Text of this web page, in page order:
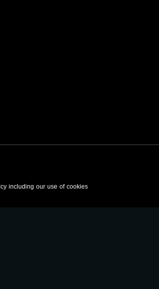
including our use of cookies